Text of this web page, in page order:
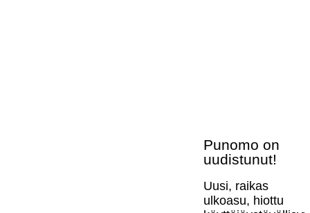
Punomo on
uudistunut!
Uusi, raikas
ulkoasu, hiottu